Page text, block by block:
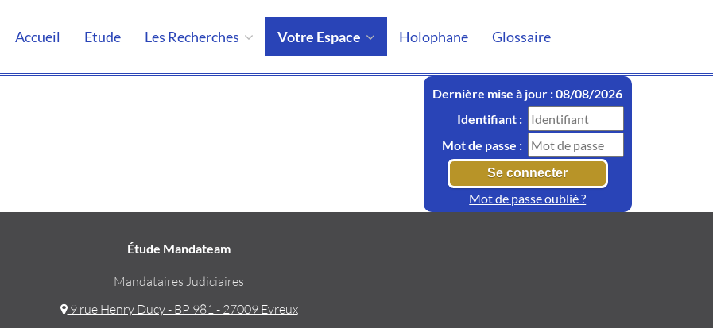
Accueil Etude Les Recherches Votre Espace Holophane Glossaire
Dernière mise à jour : 08/08/2026
Identifiant :
Mot de passe :
Mot de passe oublié ?
Étude Mandateam
Mandataires Judiciaires
9 rue Henry Ducy - BP 981 - 27009 Evreux